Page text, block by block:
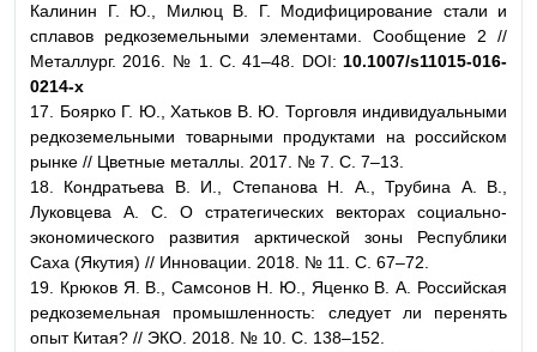
Калинин Г. Ю., Милюц В. Г. Модифицирование стали и
сплавов редкоземельными элементами. Сообщение 2 //
Металлург. 2016. № 1. С. 41–48. DOI: 10.1007/s11015-016-
0214-x
17. Боярко Г. Ю., Хатьков В. Ю. Торговля индивидуальными
редкоземельными товарными продуктами на российском
рынке // Цветные металлы. 2017. № 7. С. 7–13.
18. Кондратьева В. И., Степанова Н. А., Трубина А. В.,
Луковцева А. С. О стратегических векторах социально-
экономического развития арктической зоны Республики
Саха (Якутия) // Инновации. 2018. № 11. С. 67–72.
19. Крюков Я. В., Самсонов Н. Ю., Яценко В. А. Российская
редкоземельная промышленность: следует ли перенять
опыт Китая? // ЭКО. 2018. № 10. С. 138–152.